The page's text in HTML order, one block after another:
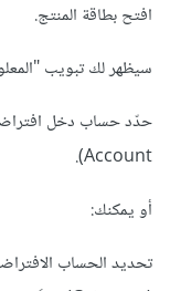
هذه بعض الحلول
افتح بطاقة المنتج.
سيظهر لك تبويب
Account).
أو يمكنك:
تحديد الحساب